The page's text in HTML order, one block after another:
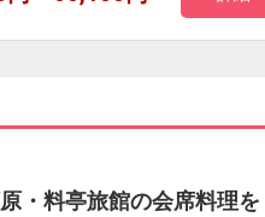
・料亭旅館の会席料理